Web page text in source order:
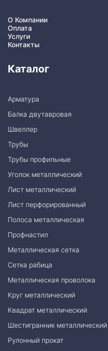
О Компании
Оплата
Услуги
Контакты
Каталог
Арматура
Балка двутавровая
Швеллер
Трубы
Трубы профильные
Уголок металлический
Лист металлический
Лист перфорированный
Полоса металлическая
Профнастил
Металлическая сетка
Сетка рабица
Металлическая проволока
Круг металлический
Квадрат металлический
Шестигранник металлический
Рулонный прокат